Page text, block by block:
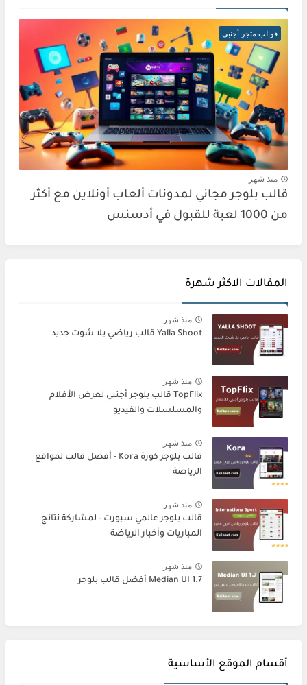
قوالب متجر أجنبي
منذ شهر
قالب بلوجر مجاني لمدونات ألعاب أونلاين مع أكثر
من 1000 لعبة للقبول في أدسنس
المقالات الاكثر شهرة
منذ شهر
Yalla Shoot قالب رياضي يلا شوت جديد
منذ شهر
TopFlix قالب بلوجر أجنبي لعرض الأفلام
والمسلسلات والفيديو
منذ شهر
قالب بلوجر كورة Kora - أفضل قالب لمواقع
الرياضة
منذ شهر
قالب بلوجر عالمي سبورت - لمشاركة نتائج
المباريات وأخبار الرياضة
منذ شهر
Median UI 1.7 أفضل قالب بلوجر
أقسام الموقع الأساسية